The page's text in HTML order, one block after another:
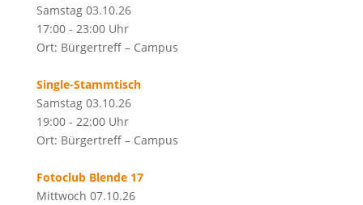
Samstag 03.10.26
17:00 - 23:00 Uhr
Ort: Bürgertreff – Campus
Single-Stammtisch
Samstag 03.10.26
19:00 - 22:00 Uhr
Ort: Bürgertreff – Campus
Fotoclub Blende 17
Mittwoch 07.10.26